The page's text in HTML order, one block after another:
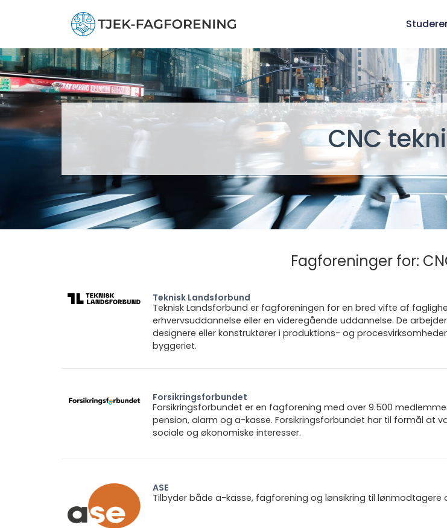
CNC
Fagforeninger for:
Teknisk Landsforbund
Teknisk Landsforbund er fagforeningen for en bred vifte af
erhvervsuddannelse eller en videregående uddannelse. De
designere eller konstruktører i produktions- og
byggeriet.
Forsikringsforbundet
Forsikringsforbundet er en fagforening med over 9.500
pension, alarm og a-kasse. Forsikringsforbundet har til formål at
sociale og økonomiske interesser.
ASE
Tilbyder både a-kasse, fagforening og lønsikring til